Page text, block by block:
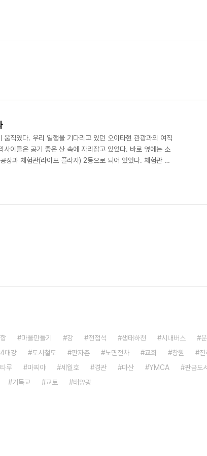
움직였다. 우리 일행을 기다리고 있던 오이타현 관광과의 여직
사이클은 공기 좋은 산 속에 자리잡고 있었다. 바로 옆에는 소
장과 체험관(라이프 플라자) 2동으로 되어 있었다. 체험관 입
장의 시설용량과 처리과정은 창원시와 비슷하였다. 선별작업
플라자에는 홍보관, 교육실, 체험실, 재생용품 전시, 자료실 등
마을만들기 강 전점석 생태하천 시내버스
4대강 도시철도 판자촌 노면전차 교회 창원 진
루 마찌야 세월호 경관 마산 YMCA 판금도
기독교 교토 태양광